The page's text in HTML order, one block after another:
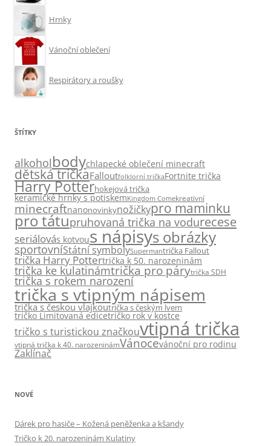
Hrnky
Vánoční oblečení
Respirátory a roušky
ŠTÍTKY
alkoholbodychlapecké oblečení minecraft
dětská tričkaFalloutfolklorní tričkaFortnite trička
Harry Potterhokejová trička
keramické hrnky s potiskemKingdom Comekreativní
minecraftnanonovinkynožičkypro maminku
pro tátupruhovaná trička na vodurecese
seriálovás kotvous nápisys obrázky
sportovníStátní symbolySupermantrička Fallout
trička Harry Pottertrička k 50. narozeninám
trička ke kulatinámtrička pro párytrička SDH
trička s rokem narození
trička s vtipným nápisem
trička s českou vlajkoutrička s českým lvem
tričko Limitovaná edicetričko rok v kostce
tričko s turistickou značkouvtipná trička
vtipná trička k 40. narozeninámVánocevánoční pro rodinu
Zaklínač
NOVÉ
Dárek pro hasiče – Kožená peněženka a kšandy
Tričko k 20. narozeninám Kulatiny